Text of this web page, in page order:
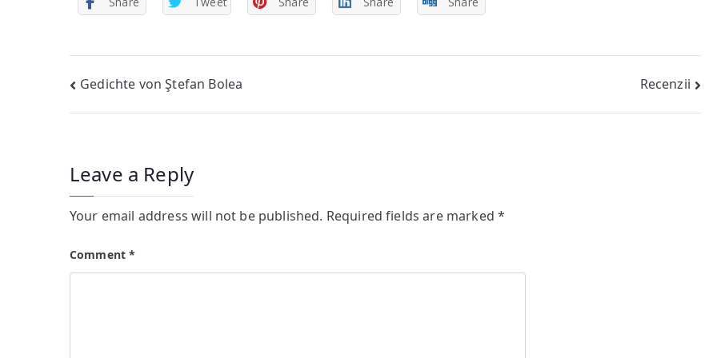
Post
navigation
Gedichte von Ştefan Bolea Recenzii
Leave a Reply
Your email address will not be published. Required fields are marked*
Comment*